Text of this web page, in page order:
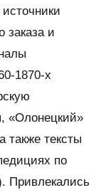
заказа и
1870-х
«Олонецкий»
также тексты
по
Привлекались